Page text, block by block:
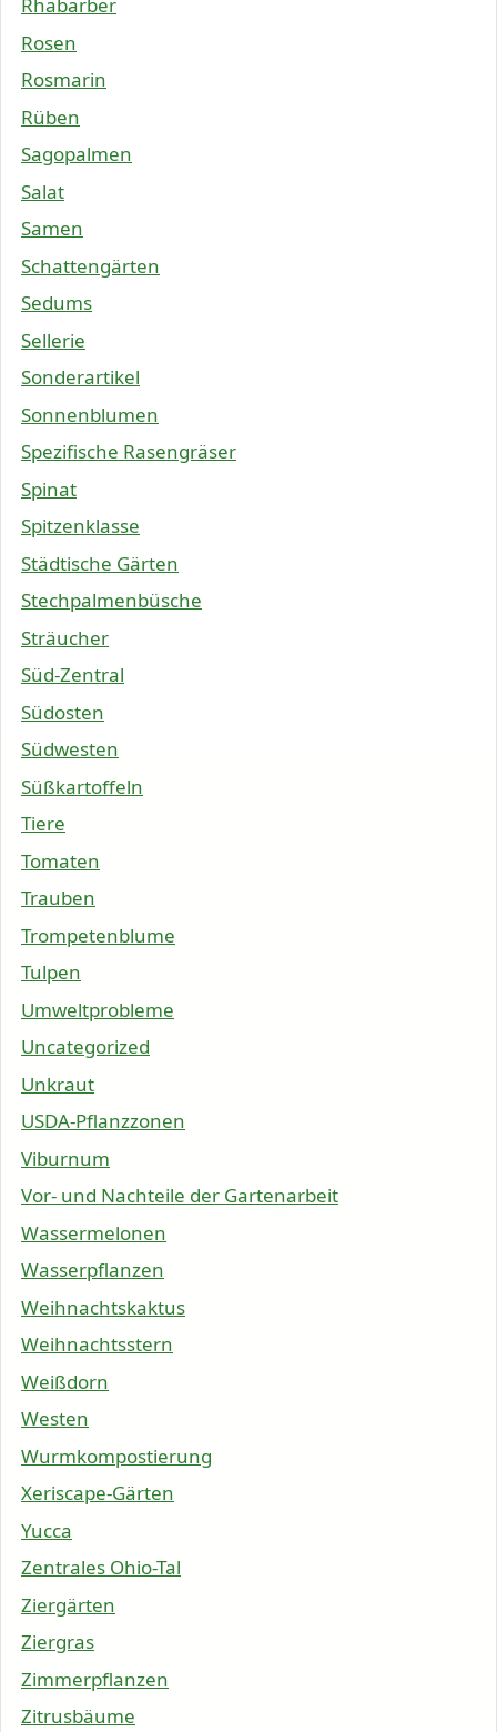
Rosen
Rosmarin
Rüben
Sagopalmen
Salat
Samen
Schattengärten
Sedums
Sellerie
Sonderartikel
Sonnenblumen
Spezifische Rasengräser
Spinat
Spitzenklasse
Städtische Gärten
Stechpalmenbüsche
Sträucher
Süd-Zentral
Südosten
Südwesten
Süßkartoffeln
Tiere
Tomaten
Trauben
Trompetenblume
Tulpen
Umweltprobleme
Uncategorized
Unkraut
USDA-Pflanzzonen
Viburnum
Vor- und Nachteile der Gartenarbeit
Wassermelonen
Wasserpflanzen
Weihnachtskaktus
Weihnachtsstern
Weißdorn
Westen
Wurmkompostierung
Xeriscape-Gärten
Yucca
Zentrales Ohio-Tal
Ziergärten
Ziergras
Zimmerpflanzen
Zitrusbäume